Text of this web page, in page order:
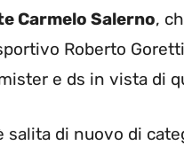
Carmelo Salerno,
Roberto
e ds in vista di
salita di nuovo di